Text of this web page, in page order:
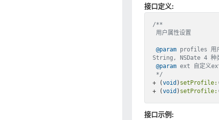
接⼝定义:
/**
@param profiles 用户
String, NSDate 4 种
@param ext 自定义ext
*/
+ (void ) setProfile:
+ (void ) setProfile:
接⼝示例: